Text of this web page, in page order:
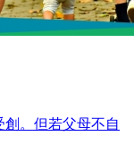
。但若父母不自